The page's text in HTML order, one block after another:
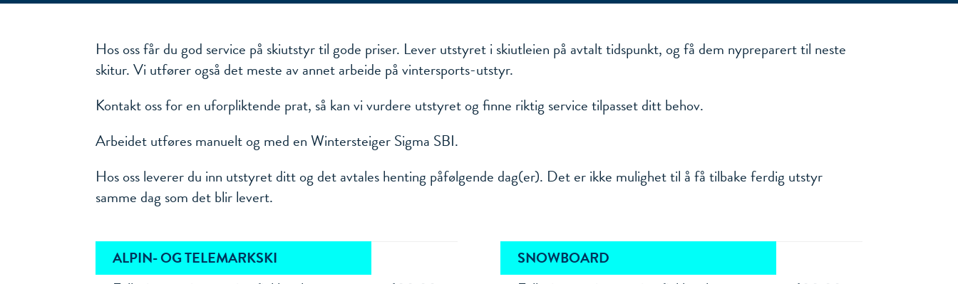
Hos oss får du god service på skiutstyr til gode priser. Lever utstyret i skiutleien på avtalt tidspunkt, og få dem nypreparert til neste
skitur. Vi utfører også det meste av annet arbeide på vintersports-utstyr.
Kontakt oss for en uforpliktende prat, så kan vi vurdere utstyret og finne riktig service tilpasset ditt behov.
Arbeidet utføres manuelt og med en Wintersteiger Sigma SBI.
Hos oss leverer du inn utstyret ditt og det avtales henting påfølgende dag(er). Det er ikke mulighet til å få tilbake ferdig utstyr
samme dag som det blir levert.
ALPIN- OG TELEMARKSKI
SNOWBOARD